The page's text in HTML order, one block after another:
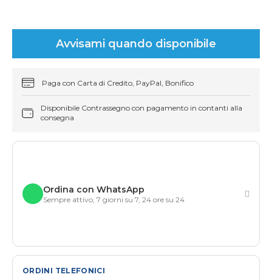
Avvisami quando disponibile
Paga con Carta di Credito, PayPal, Bonifico
Disponibile Contrassegno con pagamento in contanti alla
consegna
Ordina con WhatsApp
Sempre attivo, 7 giorni su 7, 24 ore su 24
ORDINI TELEFONICI